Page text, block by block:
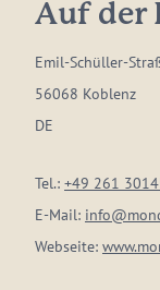
Auf der
Emil-Schüller-
56068 Koblenz
DE
Tel.: +49 261
E-Mail:
Webseite: